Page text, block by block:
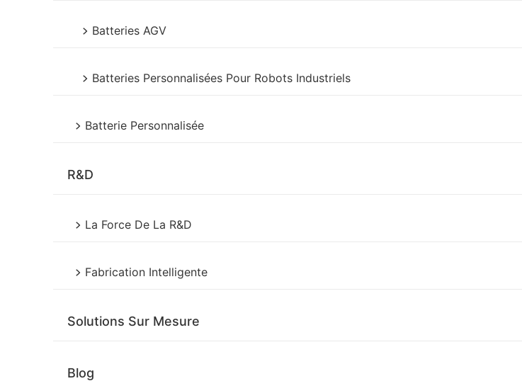
Batteries AGV
Batteries Personnalisées Pour Robots Industriels
Batterie Personnalisée
R&D
La Force De La R&D
Fabrication Intelligente
Solutions Sur Mesure
Blog